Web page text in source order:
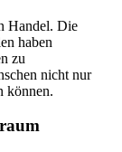
Handel. Die
haben
zu
nicht nur
können.